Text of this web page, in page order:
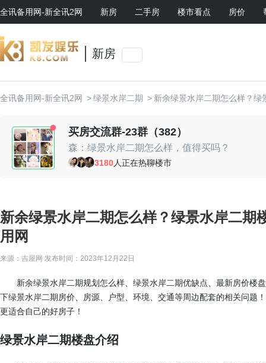
全讯备用网-新全讯2网 新房 二手房 楼市看点 房价
新房
全讯备用网-新全讯2网 >绿景水岸二期 > 新余绿景水岸二期怎么样？
买房交流群-23群（382）
森：绿景水岸二期怎么样，值得买吗？
时光机：挺不错的啊
贤：我老婆挺喜欢的
3180人正在热聊楼市
新余绿景水岸二期怎么样？绿景水岸二期
用网
来源：吉屋网 发布时间：2023年12月22日
新余绿景水岸二期规划怎么样、绿景水岸二期优缺点、最新房价楼
下绿景水岸二期房价、房源、户型、环境、交通等周边配套的相关问题
更适合自己的好房子！
绿景水岸二期楼盘介绍